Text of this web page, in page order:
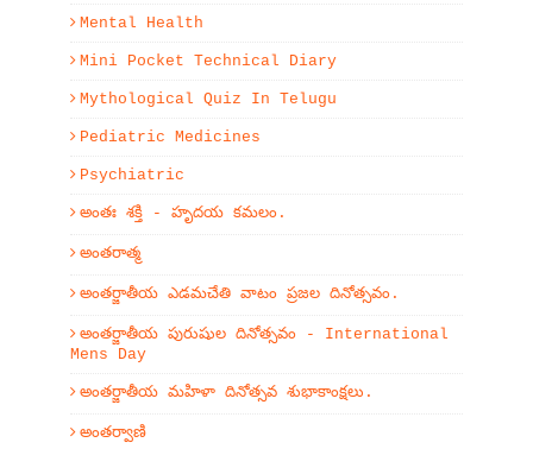
Mental Health
Mini Pocket Technical Diary
Mythological Quiz In Telugu
Pediatric Medicines
Psychiatric
అంతః శక్తి - హృదయ కమలం.
అంతరాత్మ
అంతర్జాతీయ ఎడమచేతి వాటం ప్రజల దినోత్సవం.
అంతర్జాతీయ పురుషుల దినోత్సవం - International
Mens Day
అంతర్జాతీయ మహిళా దినోత్సవ శుభాకాంక్షలు.
అంతర్వాణి